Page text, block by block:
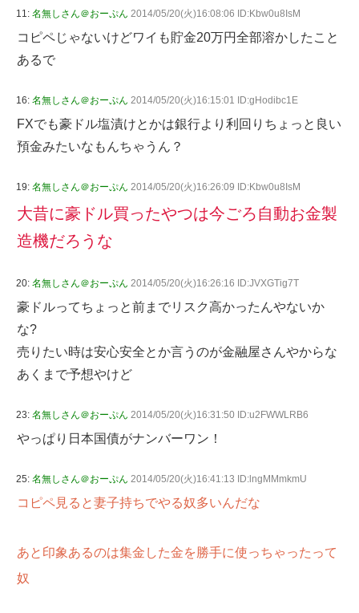
11: 名無しさん＠おーぷん 2014/05/20(火)16:08:06 ID:Kbw0u8IsM
コピペじゃないけどワイも貯金20万円全部溶かしたこと
あるで
16: 名無しさん＠おーぷん 2014/05/20(火)16:15:01 ID:gHodibc1E
FXでも豪ドル塩漬けとかは銀行より利回りちょっと良い
預金みたいなもんちゃうん？
19: 名無しさん＠おーぷん 2014/05/20(火)16:26:09 ID:Kbw0u8IsM
大昔に豪ドル買ったやつは今ごろ自動お金製
造機だろうな
20: 名無しさん＠おーぷん 2014/05/20(火)16:26:16 ID:JVXGTig7T
豪ドルってちょっと前までリスク高かったんやないか
な?
売りたい時は安心安全とか言うのが金融屋さんやからな
あくまで予想やけど
23: 名無しさん＠おーぷん 2014/05/20(火)16:31:50 ID:u2FWWLRB6
やっぱり日本国債がナンバーワン！
25: 名無しさん＠おーぷん 2014/05/20(火)16:41:13 ID:lngMMmkmU
コピペ見ると妻子持ちでやる奴多いんだな
あと印象あるのは集金した金を勝手に使っちゃったって
奴